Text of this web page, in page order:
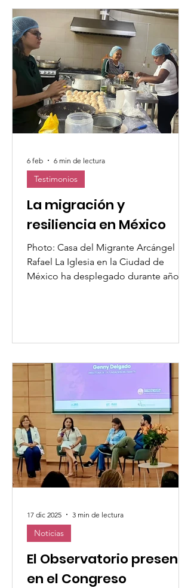
(ya sea provisional o definitivo), lo que
ha hecho que el enfoque de atención
a las personas en contextos de
movilidad humana se transforme y,
con ello, el trabajo de las
organizaciones en t
La migración y
resiliencia en México
Photo: Casa del Migrante Arcángel
Rafael La Iglesia en la Ciudad de
México ha desplegado durante años
articulado redes de acogida que van
desde la integración comunitaria hasta
la provisión de espacios de
alojamiento temporal. Esta respuesta,
caracterizada por la misericordia
operante y la compasión activa, ha
Testimonios
6 feb 6 min de lectura
El Observatorio presente
en el Congreso
Noticias
17 dic 2025 3 min de lectura